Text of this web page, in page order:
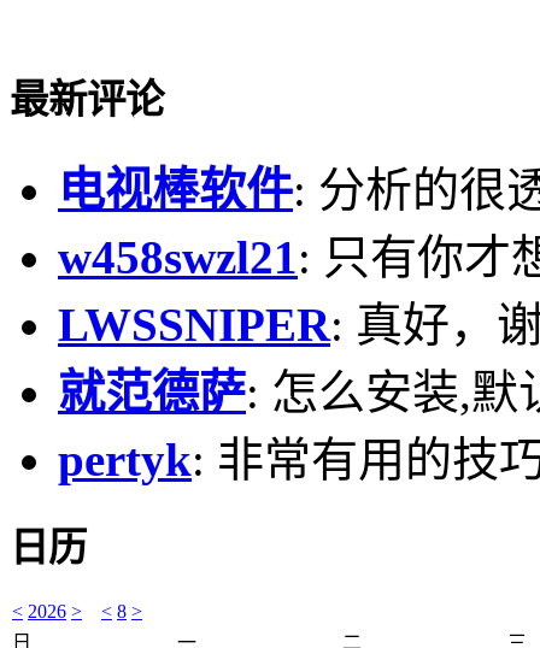
最新评论
电视棒软件: 分析的很
w458swzl21 : 只有你才
LWSSNIPER: 真好，
就范德萨: 怎么安装,默
pertyk: 非常有用的技
日历
< 2026 > < 8 >
日
一 二 三